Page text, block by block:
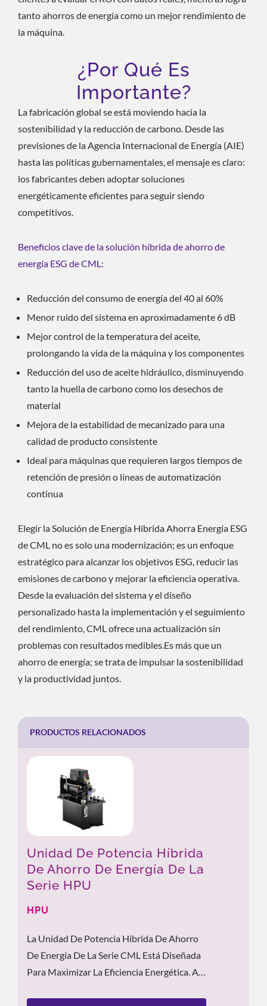
tanto ahorros de energía como un mejor rendimiento de
la máquina.
¿Por Qué Es
Importante?
La fabricación global se está moviendo hacia la
sostenibilidad y la reducción de carbono. Desde las
previsiones de la Agencia Internacional de Energía (AIE)
hasta las políticas gubernamentales, el mensaje es claro:
los fabricantes deben adoptar soluciones
energéticamente eficientes para seguir siendo
competitivos.
Beneficios clave de la solución híbrida de ahorro de
energía ESG de CML:
Reducción del consumo de energía del 40 al 60%
Menor ruido del sistema en aproximadamente 6 dB
Mejor control de la temperatura del aceite,
prolongando la vida de la máquina y los componentes
Reducción del uso de aceite hidráulico, disminuyendo
tanto la huella de carbono como los desechos de
material
Mejora de la estabilidad de mecanizado para una
calidad de producto consistente
Ideal para máquinas que requieren largos tiempos de
retención de presión o líneas de automatización
continua
Elegir la Solución de Energía Híbrida Ahorra Energía ESG
de CML no es solo una modernización; es un enfoque
estratégico para alcanzar los objetivos ESG, reducir las
emisiones de carbono y mejorar la eficiencia operativa.
Desde la evaluación del sistema y el diseño
personalizado hasta la implementación y el seguimiento
del rendimiento, CML ofrece una actualización sin
problemas con resultados medibles.Es más que un
ahorro de energía; se trata de impulsar la sostenibilidad
y la productividad juntos.
PRODUCTOS RELACIONADOS
Unidad De Potencia Híbrida
De Ahorro De Energía De La
Serie HPU
HPU
La Unidad De Potencia Híbrida De Ahorro
De Energía De La Serie CML Está Diseñada
Para Maximizar La Eficiencia Energética. Al